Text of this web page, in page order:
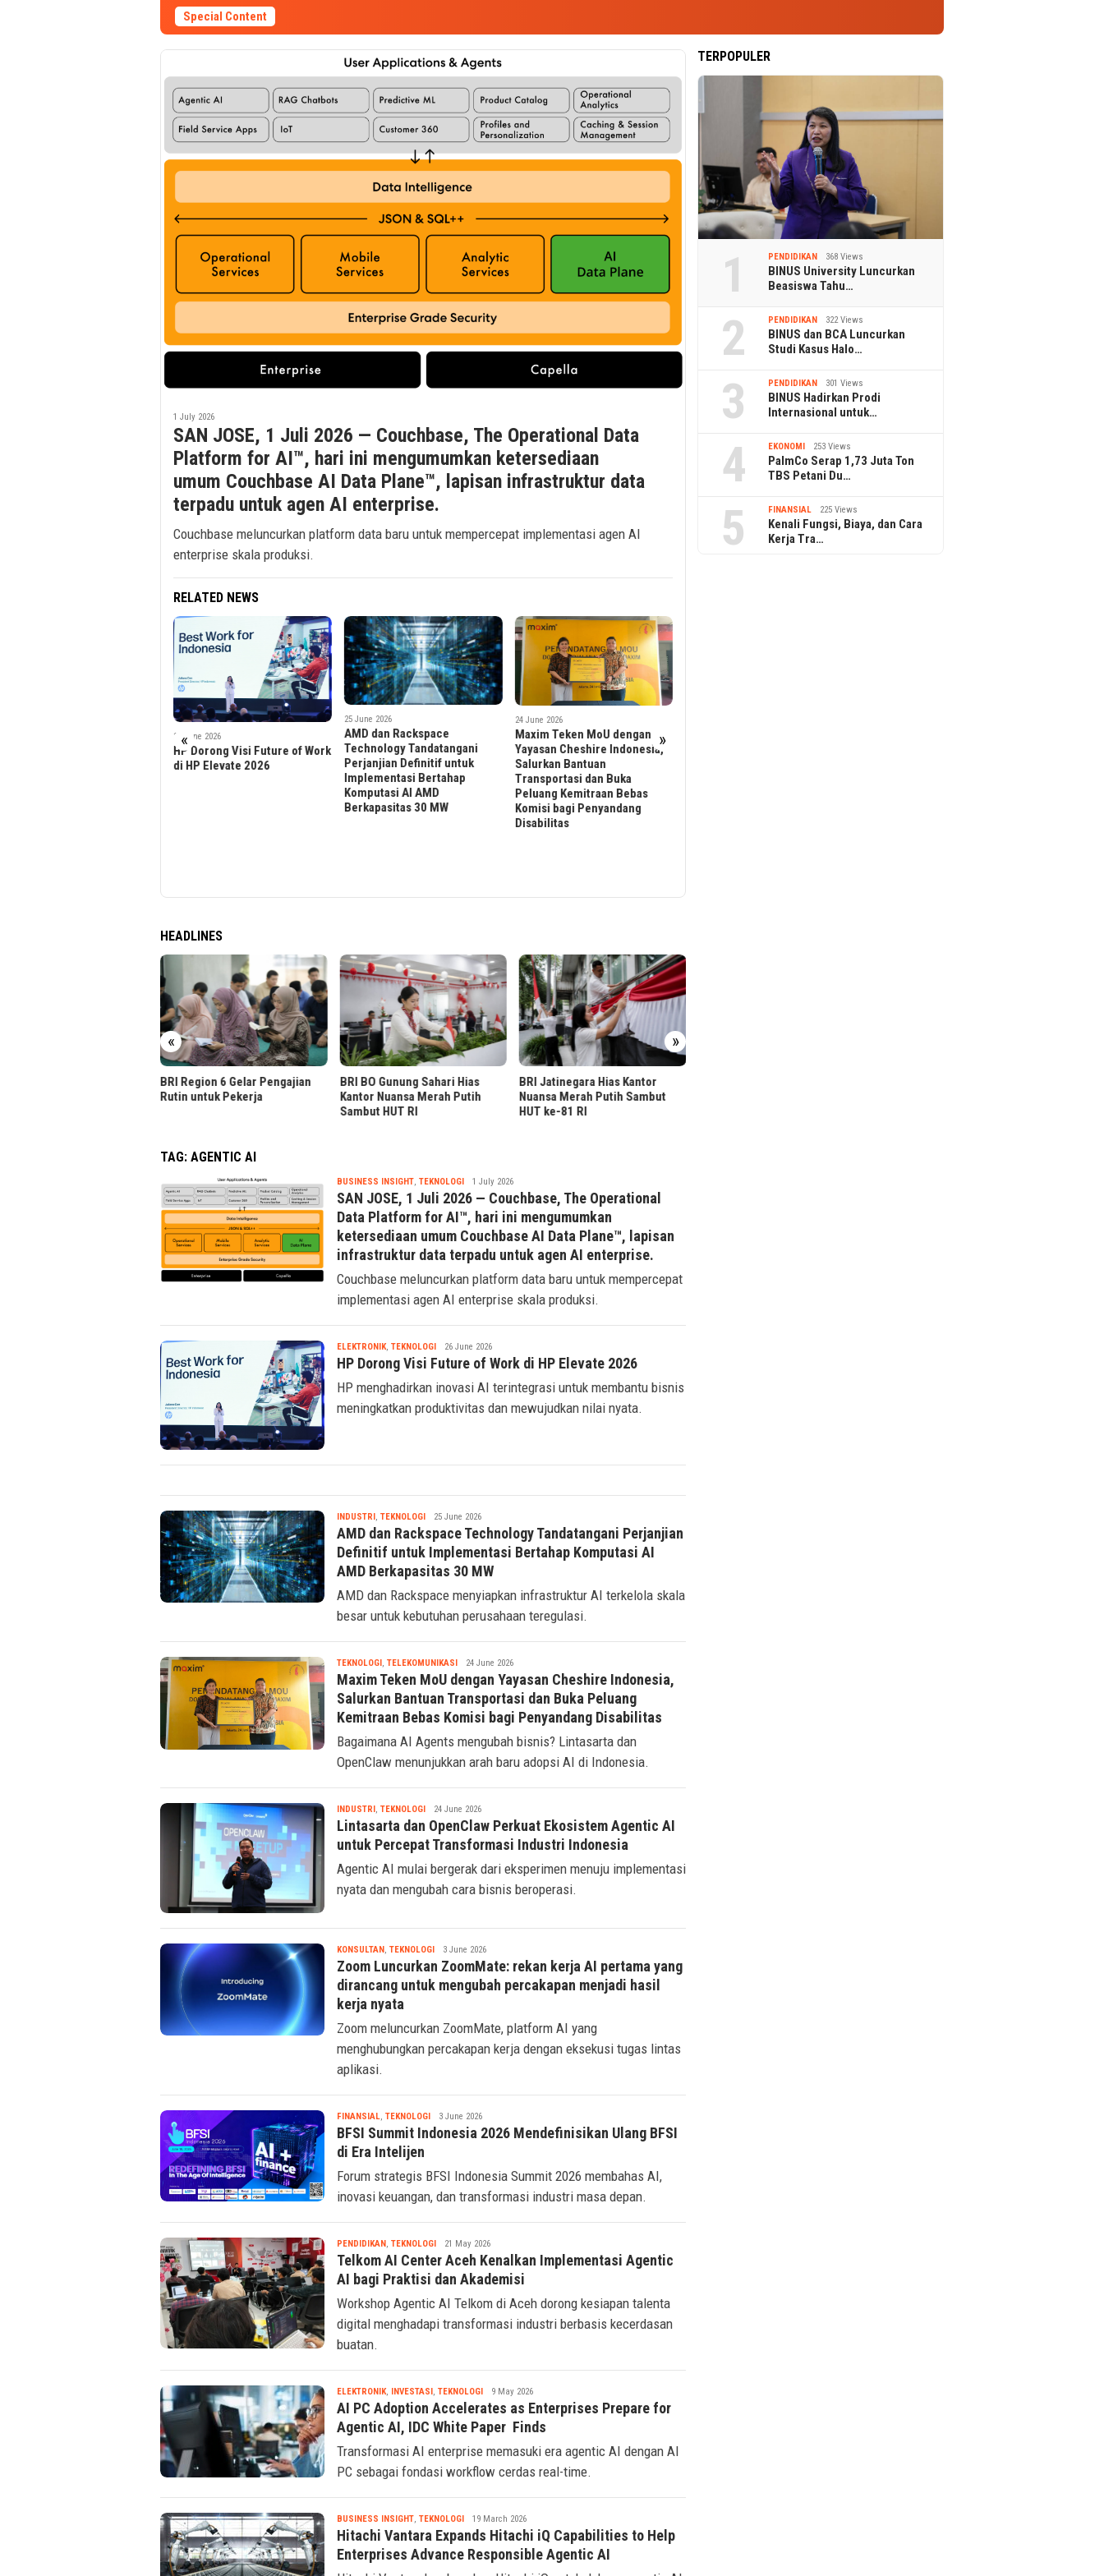
Special Content
1 July 2026
SAN JOSE, 1 Juli 2026 — Couchbase, The Operational Data
Platform for AI™, hari ini mengumumkan ketersediaan
umum Couchbase AI Data Plane™, lapisan infrastruktur data
terpadu untuk agen AI enterprise.
Couchbase meluncurkan platform data baru untuk mempercepat implementasi agen AI
enterprise skala produksi.
RELATED NEWS
« »
25 June 2026
AMD dan Rackspace
Technology Tandatangani
Perjanjian Definitif untuk
24 June 2026
Maxim Teken MoU dengan
Yayasan Cheshire Indonesia,
Salurkan Bantuan
Transportasi dan Buka
Peluang Kemitraan Bebas
Komisi bagi Penyandang
24 June 2026
Lintasarta dan OpenClaw
Perkuat Ekosistem Agentic AI
untuk Percepat Transformasi
Industri Indonesia
HEADLINES
« »
BRI BO Gunung Sahari Hias
Kantor Nuansa Merah Putih
BRI Jatinegara Hias Kantor
Nuansa Merah Putih Sambut
HUT ke-81 RI
Sambut HUT ke-81 RI, BRI
Kemayoran Hias Kantor Merah
Putih
TAG: AGENTIC AI
BUSINESS INSIGHT, TEKNOLOGITsaqif
Ridwan
1 July 2026
SAN JOSE, 1 Juli 2026 — Couchbase, The Operational
Data Platform for AI™, hari ini mengumumkan
ketersediaan umum Couchbase AI Data Plane™, lapisan
infrastruktur data terpadu untuk agen AI enterprise.
Couchbase meluncurkan platform data baru untuk mempercepat
implementasi agen AI enterprise skala produksi.
ELEKTRONIK, TEKNOLOGITsaqif
Ridwan
26 June 2026
HP Dorong Visi Future of Work di HP Elevate 2026
HP menghadirkan inovasi AI terintegrasi untuk membantu bisnis
meningkatkan produktivitas dan mewujudkan nilai nyata.
INDUSTRI , TEKNOLOGITsaqif
Ridwan
25 June 2026
AMD dan Rackspace Technology Tandatangani Perjanjian
Definitif untuk Implementasi Bertahap Komputasi AI
AMD Berkapasitas 30 MW
AMD dan Rackspace menyiapkan infrastruktur AI terkelola skala
besar untuk kebutuhan perusahaan teregulasi.
TEKNOLOGI , TELEKOMUNIKASI Tsaqif
Ridwan
24 June 2026
Maxim Teken MoU dengan Yayasan Cheshire Indonesia,
Salurkan Bantuan Transportasi dan Buka Peluang
Kemitraan Bebas Komisi bagi Penyandang Disabilitas
Bagaimana AI Agents mengubah bisnis? Lintasarta dan
OpenClaw menunjukkan arah baru adopsi AI di Indonesia.
INDUSTRI , TEKNOLOGITsaqif
Ridwan
24 June 2026
Lintasarta dan OpenClaw Perkuat Ekosistem Agentic AI
untuk Percepat Transformasi Industri Indonesia
Agentic AI mulai bergerak dari eksperimen menuju implementasi
nyata dan mengubah cara bisnis beroperasi.
KONSULTAN TEKNOLOGITsaqif
Ridwan
3 June 2026
Zoom Luncurkan ZoomMate: rekan kerja AI pertama yang
dirancang untuk mengubah percakapan menjadi hasil
kerja nyata
Zoom meluncurkan ZoomMate, platform AI yang
menghubungkan percakapan kerja dengan eksekusi tugas lintas
aplikasi.
FINANSIAL TEKNOLOGITsaqif
Ridwan
3 June 2026
BFSI Summit Indonesia 2026 Mendefinisikan Ulang BFSI
di Era Intelijen
Forum strategis BFSI Indonesia Summit 2026 membahas AI,
inovasi keuangan, dan transformasi industri masa depan.
PENDIDIKAN TEKNOLOGITsaqif
Ridwan
21 May 2026
Telkom AI Center Aceh Kenalkan Implementasi Agentic
AI bagi Praktisi dan Akademisi
Workshop Agentic AI Telkom di Aceh dorong kesiapan talenta
digital menghadapi transformasi industri berbasis kecerdasan
buatan.
ELEKTRONIK, INVESTASI TEKNOLOGITsaqif
Ridwan
9 May 2026
AI PC Adoption Accelerates as Enterprises Prepare for
Agentic AI, IDC White Paper Finds
Transformasi AI enterprise memasuki era agentic AI dengan AI
PC sebagai fondasi workflow cerdas real-time.
BUSINESS INSIGHT TEKNOLOGITsaqif
Ridwan
19 March 2026
Hitachi Vantara Expands Hitachi iQ Capabilities to Help
Enterprises Advance Responsible Agentic AI
TERPOPULER
1 PENDIDIKAN 368 Views
BINUS University Luncurkan
Beasiswa Tahu…
2 PENDIDIKAN 322 Views
BINUS dan BCA Luncurkan
Studi Kasus Halo…
3 PENDIDIKAN 301 Views
BINUS Hadirkan Prodi
Internasional untuk…
4 EKONOMI 253 Views
PalmCo Serap 1,73 Juta Ton
TBS Petani Du…
5 FINANSIAL 225 Views
Kenali Fungsi, Biaya, dan Cara
Kerja Tra…